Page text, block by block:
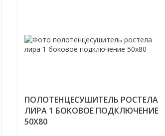
ПОЛОТЕНЦЕСУШИТЕЛЬ РОСТЕЛА
ЛИРА 1 БОКОВОЕ ПОДКЛЮЧЕНИЕ
50X80